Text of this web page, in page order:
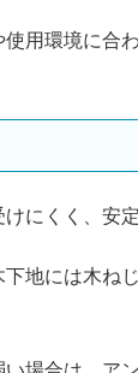
用環境に合
にくく、安
地には木ね